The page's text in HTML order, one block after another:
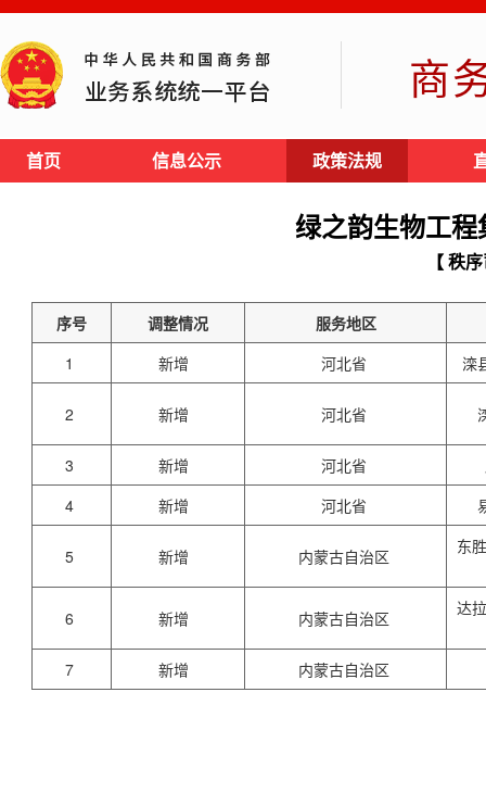
商
首页 信息公示 政策法规
绿之韵生物工
【 秩
序号 调整情况
服务地区
1
新增 河北省 滦
2 新增 河北省
3 新增 河北省
4
新增 河北省
5 新增 内蒙古自治区 东
6 新增 内蒙古自治区 达
7 新增 内蒙古自治区